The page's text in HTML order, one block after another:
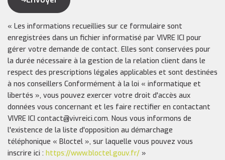
« Les informations recueillies sur ce formulaire sont
enregistrées dans un fichier informatisé par VIVRE ICI pour
gérer votre demande de contact. Elles sont conservées pour
la durée nécessaire à la gestion de la relation client dans le
respect des prescriptions légales applicables et sont destinées
à nos conseillers Conformément à la loi « informatique et
libertés », vous pouvez exercer votre droit d'accès aux
données vous concernant et les faire rectifier en contactant
VIVRE ICI contact@vivreici.com. Nous vous informons de
l'existence de la liste d'opposition au démarchage
téléphonique « Bloctel », sur laquelle vous pouvez vous
inscrire ici : https://www.bloctel.gouv.fr/ »